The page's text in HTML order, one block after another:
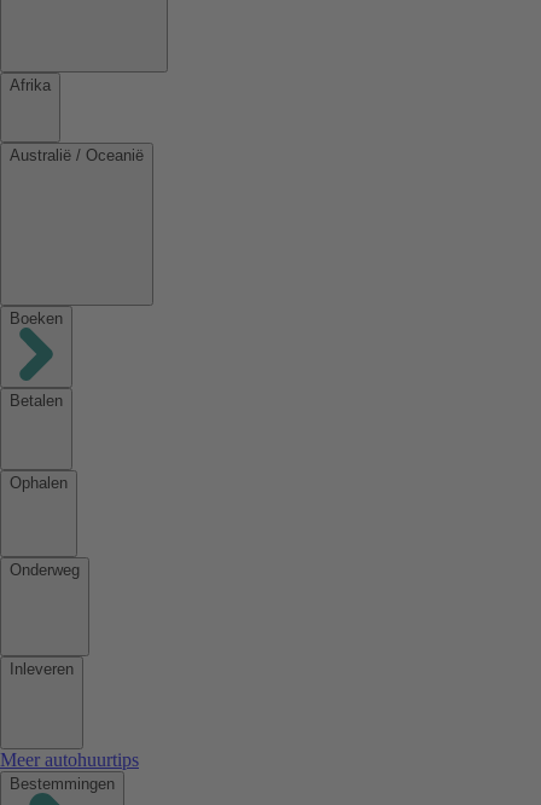
Afrika
Australië / Oceanië
Boeken
Betalen
Ophalen
Onderweg
Inleveren
Meer autohuurtips
Bestemmingen